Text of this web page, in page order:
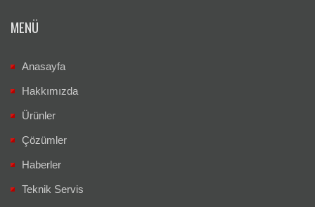
MENÜ
Anasayfa
Hakkımızda
Ürünler
Çözümler
Haberler
Teknik Servis